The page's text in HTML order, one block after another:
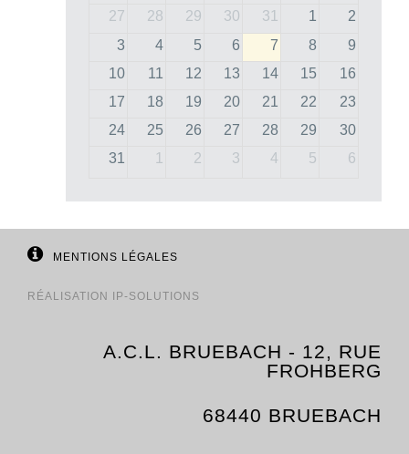
27
28 29 30 31 1
2
3
4 5 6 7 8
9
10
11 12 13 14 15
16
17
18 19 20 21 22
23
24
25 26 27 28 29
30
31
1 2 3 4 5 6
MENTIONS LÉGALES
RÉALISATION IP-SOLUTIONS
A.C.L. BRUEBACH - 12, RUE
FROHBERG
68440 BRUEBACH